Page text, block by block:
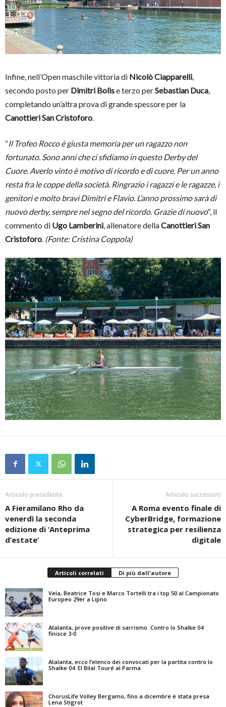
Infine, nell’Open maschile vittoria di Nicolò Ciapparelli,
secondo posto per Dimitri Bolise terzo perSebastian Duca,
completando un’altra prova di grande spessore per la
Canottieri San Cristoforo.
“Il Trofeo Rocco è giusta memoria per un ragazzo non
fortunato. Sono anni che ci sfidiamo in questo Derby del
Cuore. Averlo vinto è motivo di ricordo e di cuore. Per un anno
resta fra le coppe della società. Ringrazio i ragazzi e le ragazze, i
genitori e molto bravi Dimitri e Flavio. L’anno prossimo sarà di
nuovo derby, sempre nel segno del ricordo. Grazie di nuovo“, il
commento di Ugo Lamberini, allenatore dellaCanottieri San
Cristoforo. (Fonte: Cristina Coppola)
Articolo precedente
A Fieramilano Rho da
venerdì la seconda
edizione di ‘Anteprima
d’estate’
Articolo successivo
A Roma evento finale di
CyberBridge, formazione
strategica per resilienza
digitale
Articoli correlati Di più dall'autore
Vela, Beatrice Tosi e Marco Tortelli tra i top 50 al Campionato
Europeo 29er a Lipno
Atalanta, prove positive di sarrismo. Contro lo Shalke 04
finisce 3-0
Atalanta, ecco l’elenco dei convocati per la partita contro lo
Shalke 04. El Bilal Touré al Parma
ChorusLife Volley Bergamo, fino a dicembre è stata presa
Lena Stigrot